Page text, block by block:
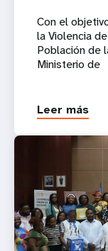
Con el
la Violencia
Población de
Ministerio de
Leer más